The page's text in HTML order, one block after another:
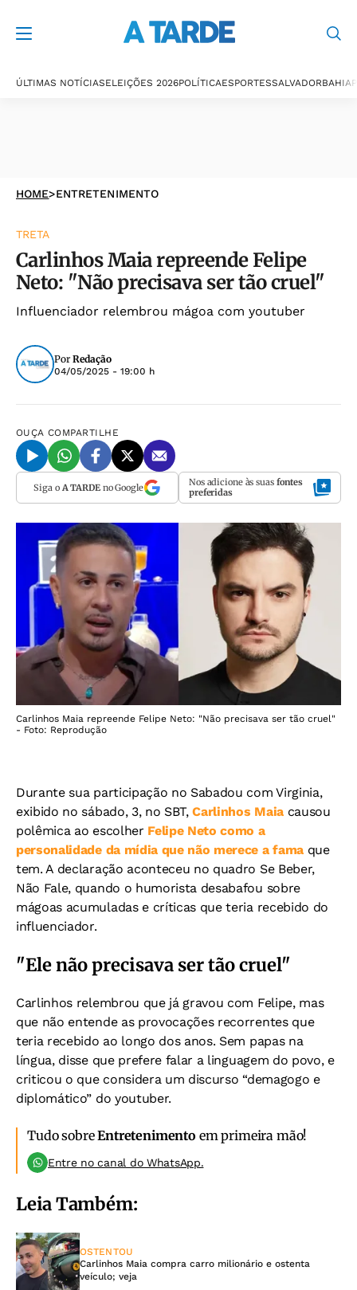
ÚLTIMAS NOTÍCIASELEIÇÕES 2026POLÍTICAESPORTESSALVADORBAHIA
HOME>ENTRETENIMENTO
TRETA
Carlinhos Maia repreende Felipe
Neto: "Não precisava ser tão cruel"
Influenciador relembrou mágoa com youtuber
Por Redação
04/05/2025 - 19:00 h
OUÇA COMPARTILHE
Siga o A TARDEno Google Nos adicione às suas fontes
preferidas
Carlinhos Maia repreende Felipe Neto: "Não precisava ser tão cruel"
- Foto: Reprodução
Durante sua participação no Sabadou com Virginia,
exibido no sábado, 3, no SBT,Carlinhos Maiacausou
polêmica ao escolher Felipe Neto como a
personalidade da mídia que não merece a famaque
tem. A declaração aconteceu no quadro Se Beber,
Não Fale, quando o humorista desabafou sobre
mágoas acumuladas e críticas que teria recebido do
influenciador.
"Ele não precisava ser tão cruel"
Carlinhos relembrou que já gravou com Felipe, mas
que não entende as provocações recorrentes que
teria recebido ao longo dos anos. Sem papas na
língua, disse que prefere falar a linguagem do povo, e
criticou o que considera um discurso “demagogo e
diplomático” do youtuber.
Tudo sobreEntretenimento em primeira mão!
Entre no canal do WhatsApp.
Leia Também:
OSTENTOU
Carlinhos Maia compra carro milionário e ostenta
veículo; veja